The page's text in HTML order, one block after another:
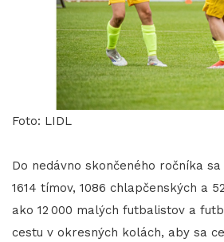
Foto: LIDL
Do nedávno skončeného ročníka
1614 tímov, 1086 chlapčenských a
ako 12 000 malých futbalistov a
cestu v okresných kolách, aby sa